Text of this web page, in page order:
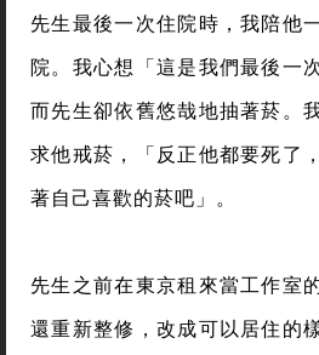
先生最後一次住院時，我陪他
院。我心想「這是我們最後一
而先生卻依舊悠哉地抽著菸。
求他戒菸，「反正他都要死了
著自己喜歡的菸吧」。
先生之前在東京租來當工作室
還重新整修，改成可以居住的